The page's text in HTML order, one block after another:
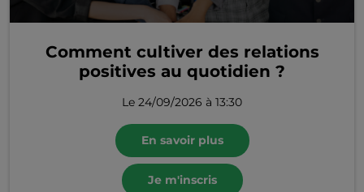
Comment cultiver des relations
positives au quotidien ?
Le 24/09/2026 à 13:30
En savoir plus
Je m'inscris